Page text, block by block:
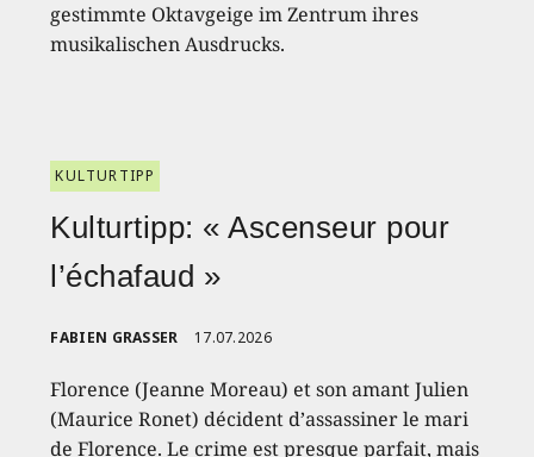
gestimmte Oktavgeige im Zentrum ihres
musikalischen Ausdrucks.
KULTURTIPP
Kulturtipp: « Ascenseur pour
l’échafaud »
FABIEN GRASSER 17.07.2026
Florence (Jeanne Moreau) et son amant Julien
(Maurice Ronet) décident d’assassiner le mari
de Florence. Le crime est presque parfait, mais